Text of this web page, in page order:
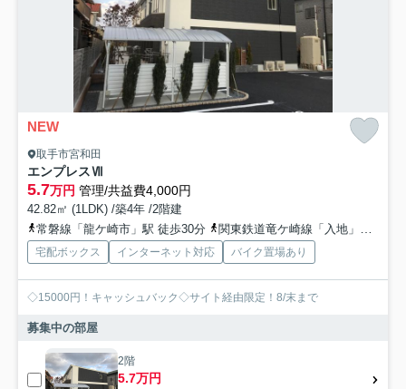
NEW
取手市宮和田
エンプレスⅦ
5.7万円 管理/共益費4,000円
42.82㎡ (1LDK) /築4年 /2階建
常磐線「龍ケ崎市」駅 徒歩30分
関東鉄道竜ケ崎線「入地」駅 徒歩56分
宅配ボックス インターネット対応 バイク置場あり
◇15000円！キャッシュバック◇サイト経由限定！8/末まで
募集中の部屋
2階
5.7万円